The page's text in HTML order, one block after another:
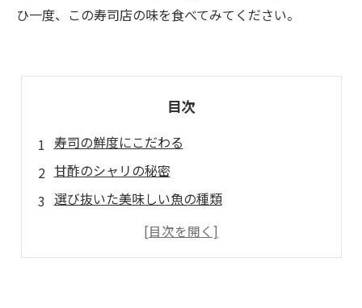
ひ一度、この寿司店の味を食べてみてください。
目次
寿司の鮮度にこだわる
甘酢のシャリの秘密
選び抜いた美味しい魚の種類
職人技が光る握りの技術
お客様のニーズに合わせたオリジナルメニュー